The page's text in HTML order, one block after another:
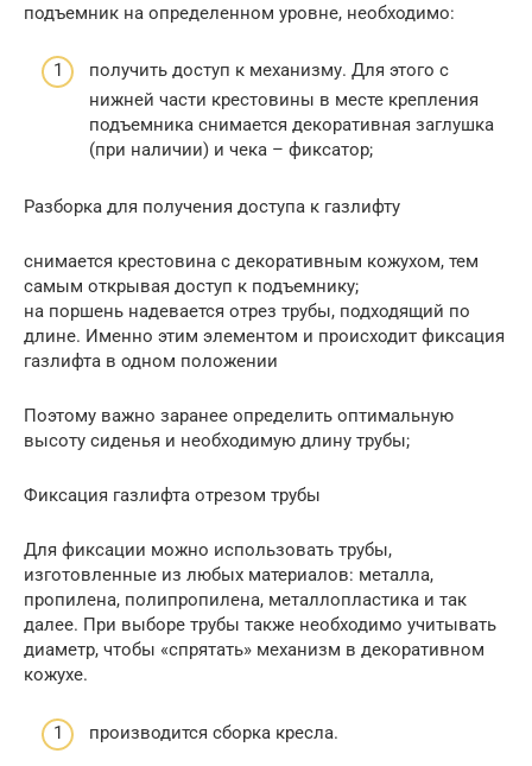
подъемник на определенном уровне, необходимо:
получить доступ к механизму. Для этого с
нижней части крестовины в месте крепления
подъемника снимается декоративная заглушка
(при наличии) и чека – фиксатор;
Разборка для получения доступа к газлифту
снимается крестовина с декоративным кожухом, тем
самым открывая доступ к подъемнику;
на поршень надевается отрез трубы, подходящий по
длине. Именно этим элементом и происходит фиксация
газлифта в одном положении
Поэтому важно заранее определить оптимальную
высоту сиденья и необходимую длину трубы;
Фиксация газлифта отрезом трубы
Для фиксации можно использовать трубы,
изготовленные из любых материалов: металла,
пропилена, полипропилена, металлопластика и так
далее. При выборе трубы также необходимо учитывать
диаметр, чтобы «спрятать» механизм в декоративном
кожухе.
производится сборка кресла.